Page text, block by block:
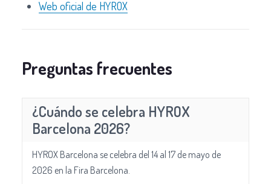
Web oficial de HYROX
Preguntas frecuentes
¿Cuándo se celebra HYROX
Barcelona 2026?
HYROX Barcelona se celebra del 14 al 17 de mayo de
2026 en la Fira Barcelona.